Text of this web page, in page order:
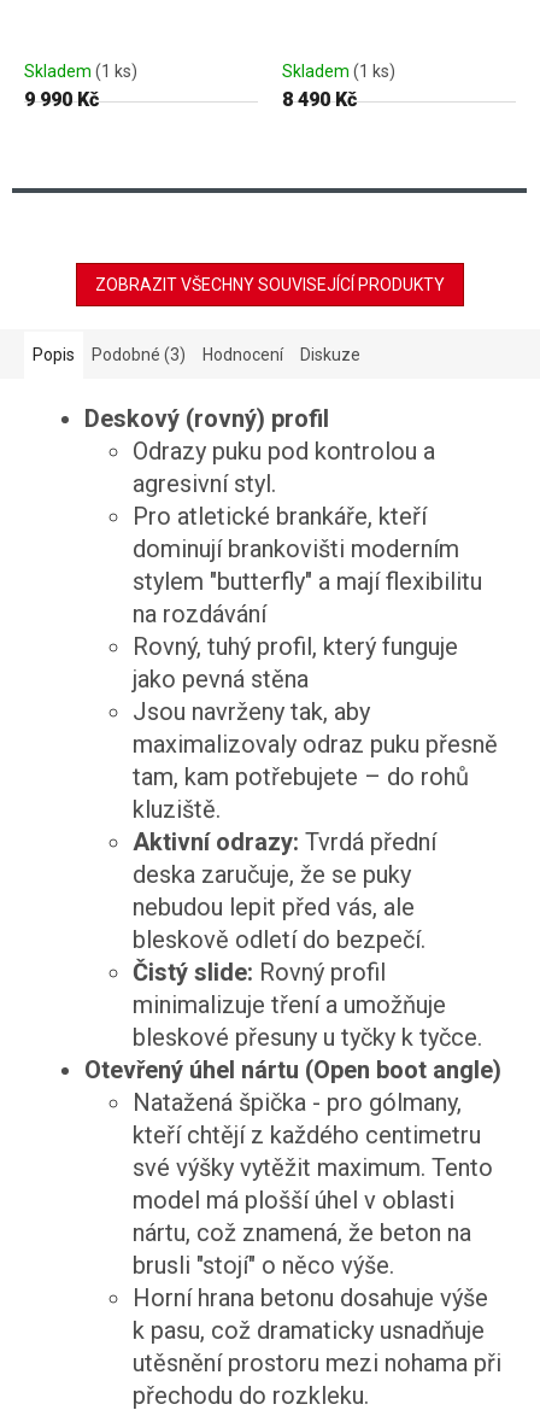
Skladem (1 ks)
9 990 Kč
Skladem (1 ks)
8 490 Kč
ZOBRAZIT VŠECHNY SOUVISEJÍCÍ PRODUKTY
Popis Podobné (3) Hodnocení Diskuze
Deskový (rovný) profil
Odrazy puku pod kontrolou a
agresivní styl.
Pro atletické brankáře, kteří
dominují brankovišti moderním
stylem "butterfly" a mají flexibilitu
na rozdávání
Rovný, tuhý profil, který funguje
jako pevná stěna
Jsou navrženy tak, aby
maximalizovaly odraz puku přesně
tam, kam potřebujete – do rohů
kluziště.
Aktivní odrazy: Tvrdá přední
deska zaručuje, že se puky
nebudou lepit před vás, ale
bleskově odletí do bezpečí.
Čistý slide: Rovný profil
minimalizuje tření a umožňuje
bleskové přesuny u tyčky k tyčce.
Otevřený úhel nártu (Open boot angle)
Natažená špička - pro gólmany,
kteří chtějí z každého centimetru
své výšky vytěžit maximum. Tento
model má plošší úhel v oblasti
nártu, což znamená, že beton na
brusli "stojí" o něco výše.
Horní hrana betonu dosahuje výše
k pasu, což dramaticky usnadňuje
utěsnění prostoru mezi nohama při
přechodu do rozkleku.